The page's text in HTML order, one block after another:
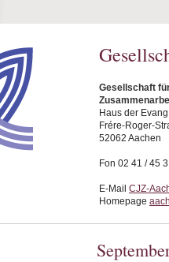
Gesellschaft
Haus der
Frére-Roger-
52062 Aachen
Fon 02 41 / 45
E-Mail CJZ-
Homepage